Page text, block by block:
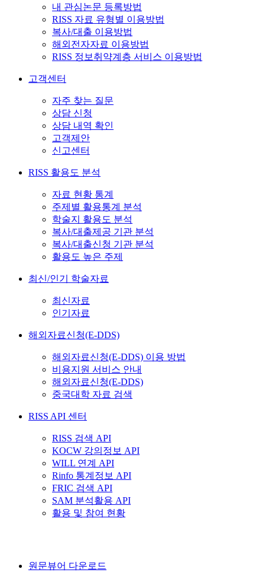
내 관심논문 등록방법
RISS 자료 유형별 이용방법
복사/대출 이용방법
해외전자자료 이용방법
RISS 정보취약계층 서비스 이용방법
고객센터
자주 찾는 질문
상담 신청
상담 내역 확인
고객제안
신고센터
RISS 활용도 분석
자료 현황 통계
주제별 활용통계 분석
학술지 활용도 분석
복사/대출제공 기관 분석
복사/대출신청 기관 분석
활용도 높은 주제
최신/인기 학술자료
최신자료
인기자료
해외자료신청(E-DDS)
해외자료신청(E-DDS) 이용 방법
비용지원 서비스 안내
해외자료신청(E-DDS)
중국대학 자료 검색
RISS API 센터
RISS 검색 API
KOCW 강의정보 API
WILL 연계 API
Rinfo 통계정보 API
FRIC 검색 API
SAM 분석활용 API
활용 및 참여 현황
원문뷰어 다운로드